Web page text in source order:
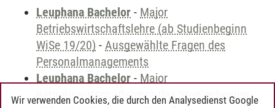
Leuphana Bachelor - Major
Betriebswirtschaftslehre (ab Studienbeginn
WiSe 19/20) - Ausgewählte Fragen des
Personalmanagements
Leuphana Bachelor - Major
Betriebswirtschaftslehre (bis Studienbeginn
Wir verwenden Cookies, die durch den Analysedienst Google